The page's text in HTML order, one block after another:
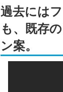
過去には
も、既存
ン案。